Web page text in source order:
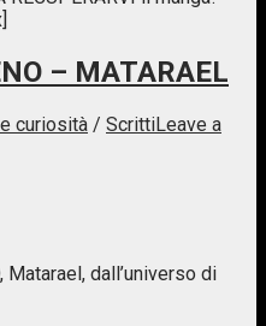
– MATARAEL
curiosità / ScrittiLeave a
Matarael, dall’universo di